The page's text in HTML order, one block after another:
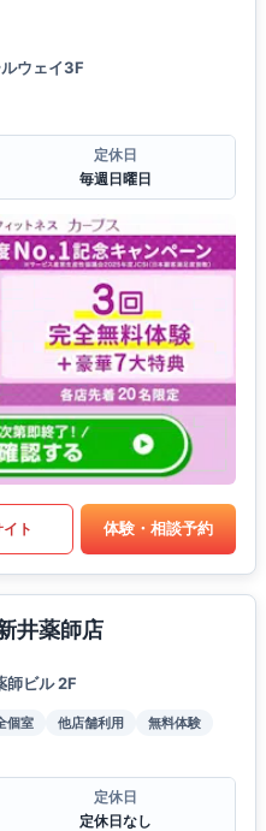
ウェイ3F
定休日
毎週日曜日
ト 体験・相談予約
井薬師店
師ビル 2F
個室 他店舗利用
無料体験
定休日
定休日なし